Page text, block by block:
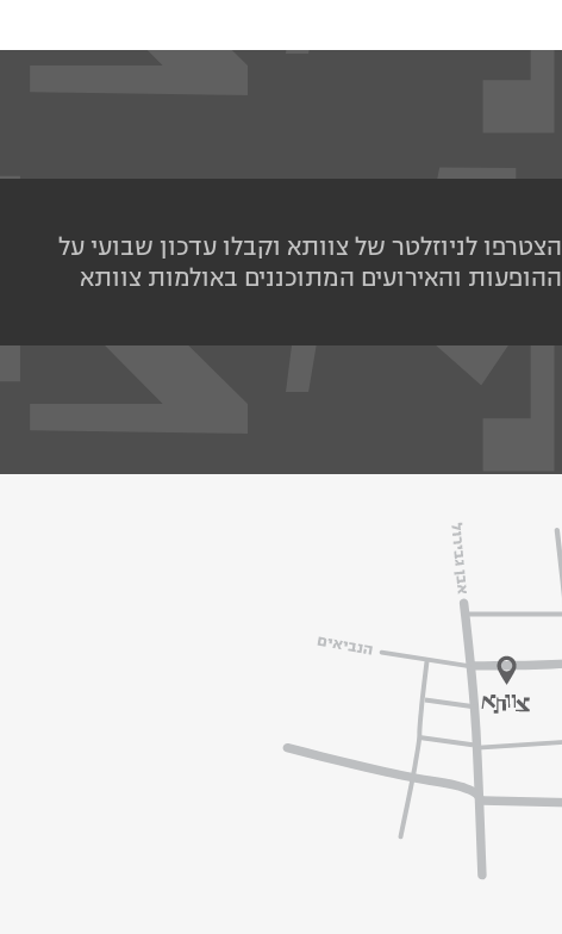
הצטרפו לניוזלטר של צוותא וקבלו עדכון שבועי על
ההופעות והאירועים המתוכננים באולמות צוותא